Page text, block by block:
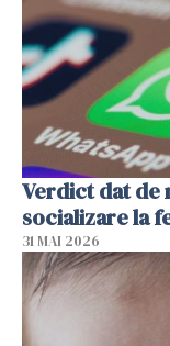
Verdict dat de
socializare la
31 MAI 2026